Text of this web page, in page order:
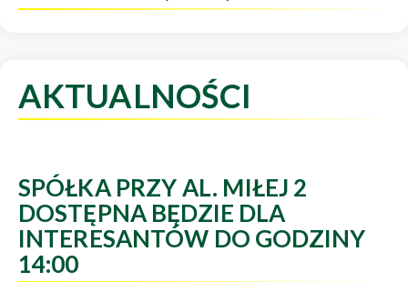
AKTUALNOŚCI
SPÓŁKA PRZY AL. MIŁEJ 2
DOSTĘPNA BĘDZIE DLA
INTERESANTÓW DO GODZINY
14:00